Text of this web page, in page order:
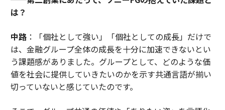
は？
中路：「個社として強い」「個社としての成長」だけで
は、金融グループ全体の成長を十分に加速できないとい
う課題感がありました。グループとして、どのような価
値を社会に提供していきたいのかを示す共通言語が揃い
切っていないと感じていたのです。